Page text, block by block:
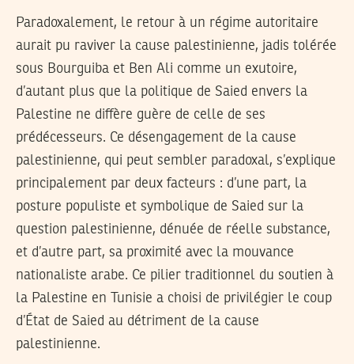
Paradoxalement, le retour à un régime autoritaire
aurait pu raviver la cause palestinienne, jadis tolérée
sous Bourguiba et Ben Ali comme un exutoire,
d’autant plus que la politique de Saied envers la
Palestine ne diffère guère de celle de ses
prédécesseurs. Ce désengagement de la cause
palestinienne, qui peut sembler paradoxal, s’explique
principalement par deux facteurs : d’une part, la
posture populiste et symbolique de Saied sur la
question palestinienne, dénuée de réelle substance,
et d’autre part, sa proximité avec la mouvance
nationaliste arabe. Ce pilier traditionnel du soutien à
la Palestine en Tunisie a choisi de privilégier le coup
d’État de Saied au détriment de la cause
palestinienne.